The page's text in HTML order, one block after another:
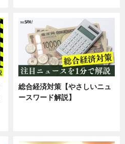
総合経済対策【やさしいニュ
ースワード解説】